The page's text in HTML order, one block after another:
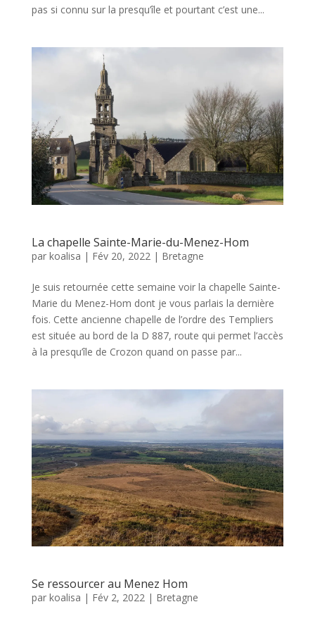
pas si connu sur la presqu’île et pourtant c’est une...
La chapelle Sainte-Marie-du-Menez-Hom
par koalisa | Fév 20, 2022 | Bretagne
Je suis retournée cette semaine voir la chapelle Sainte-
Marie du Menez-Hom dont je vous parlais la dernière
fois. Cette ancienne chapelle de l’ordre des Templiers
est située au bord de la D 887, route qui permet l’accès
à la presqu’île de Crozon quand on passe par...
Se ressourcer au Menez Hom
par koalisa | Fév 2, 2022| Bretagne